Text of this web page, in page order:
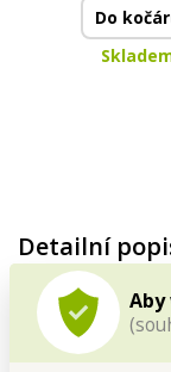
Do
Detailní
5 xAURA by
Tištěný katalogmá
parfemaci AURA